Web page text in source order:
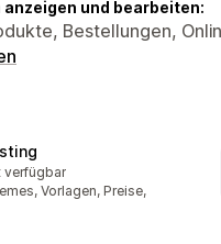
und bearbeiten:
Bestellungen,
verfügbar
Vorlagen, Preise,